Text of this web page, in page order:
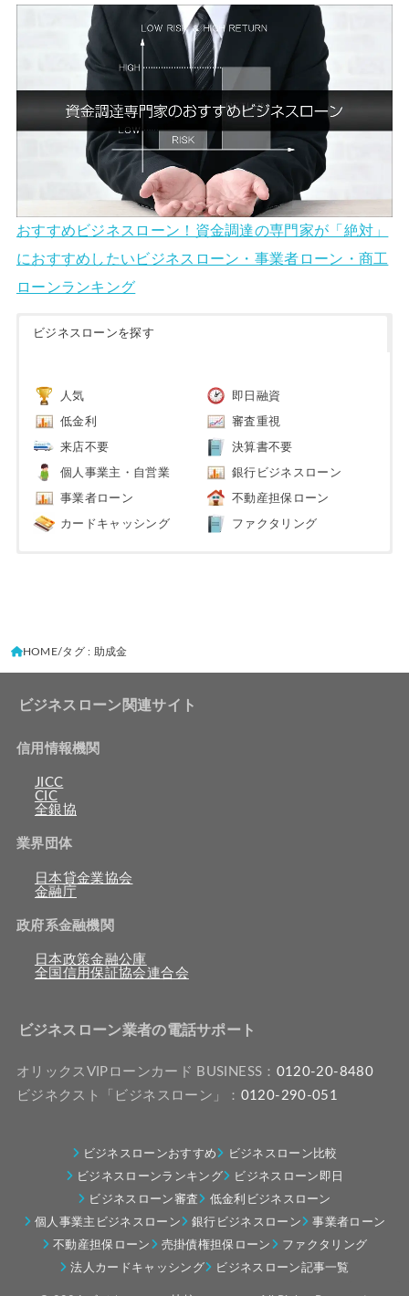
おすすめビジネスローン！資金調達の専門家が「絶対」
におすすめしたいビジネスローン・事業者ローン・商工
ローンランキング
ビジネスローンを探す
人気 即日融資
低金利 審査重視
来店不要 決算書不要
個人事業主・自営業 銀行ビジネスローン
事業者ローン 不動産担保ローン
カードキャッシング ファクタリング
HOME タグ : 助成金
ビジネスローン関連サイト
信用情報機関
JICC
CIC
全銀協
業界団体
日本貸金業協会
金融庁
政府系金融機関
日本政策金融公庫
全国信用保証協会連合会
ビジネスローン業者の電話サポート
オリックスVIPローンカード BUSINESS： 0120-20-8480
ビジネクスト「ビジネスローン」： 0120-290-051
ビジネスローンおすすめ
ビジネスローン比較
ビジネスローンランキング
ビジネスローン即日
ビジネスローン審査
低金利ビジネスローン
個人事業主ビジネスローン
銀行ビジネスローン
事業者ローン
不動産担保ローン
売掛債権担保ローン
ファクタリング
法人カードキャッシング
ビジネスローン記事一覧